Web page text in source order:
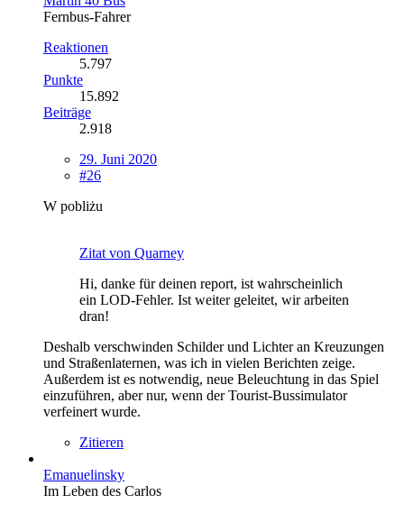
Fernbus-Fahrer
Reaktionen
5.797
Punkte
15.892
Beiträge
2.918
29. Juni 2020
#26
W pobliżu
Zitat von Quarney
Hi, danke für deinen report, ist wahrscheinlich
ein LOD-Fehler. Ist weiter geleitet, wir arbeiten
dran!
Deshalb verschwinden Schilder und Lichter an Kreuzungen
und Straßenlaternen, was ich in vielen Berichten zeige.
Außerdem ist es notwendig, neue Beleuchtung in das Spiel
einzuführen, aber nur, wenn der Tourist-Bussimulator
verfeinert wurde.
Zitieren
Emanuelinsky
Im Leben des Carlos